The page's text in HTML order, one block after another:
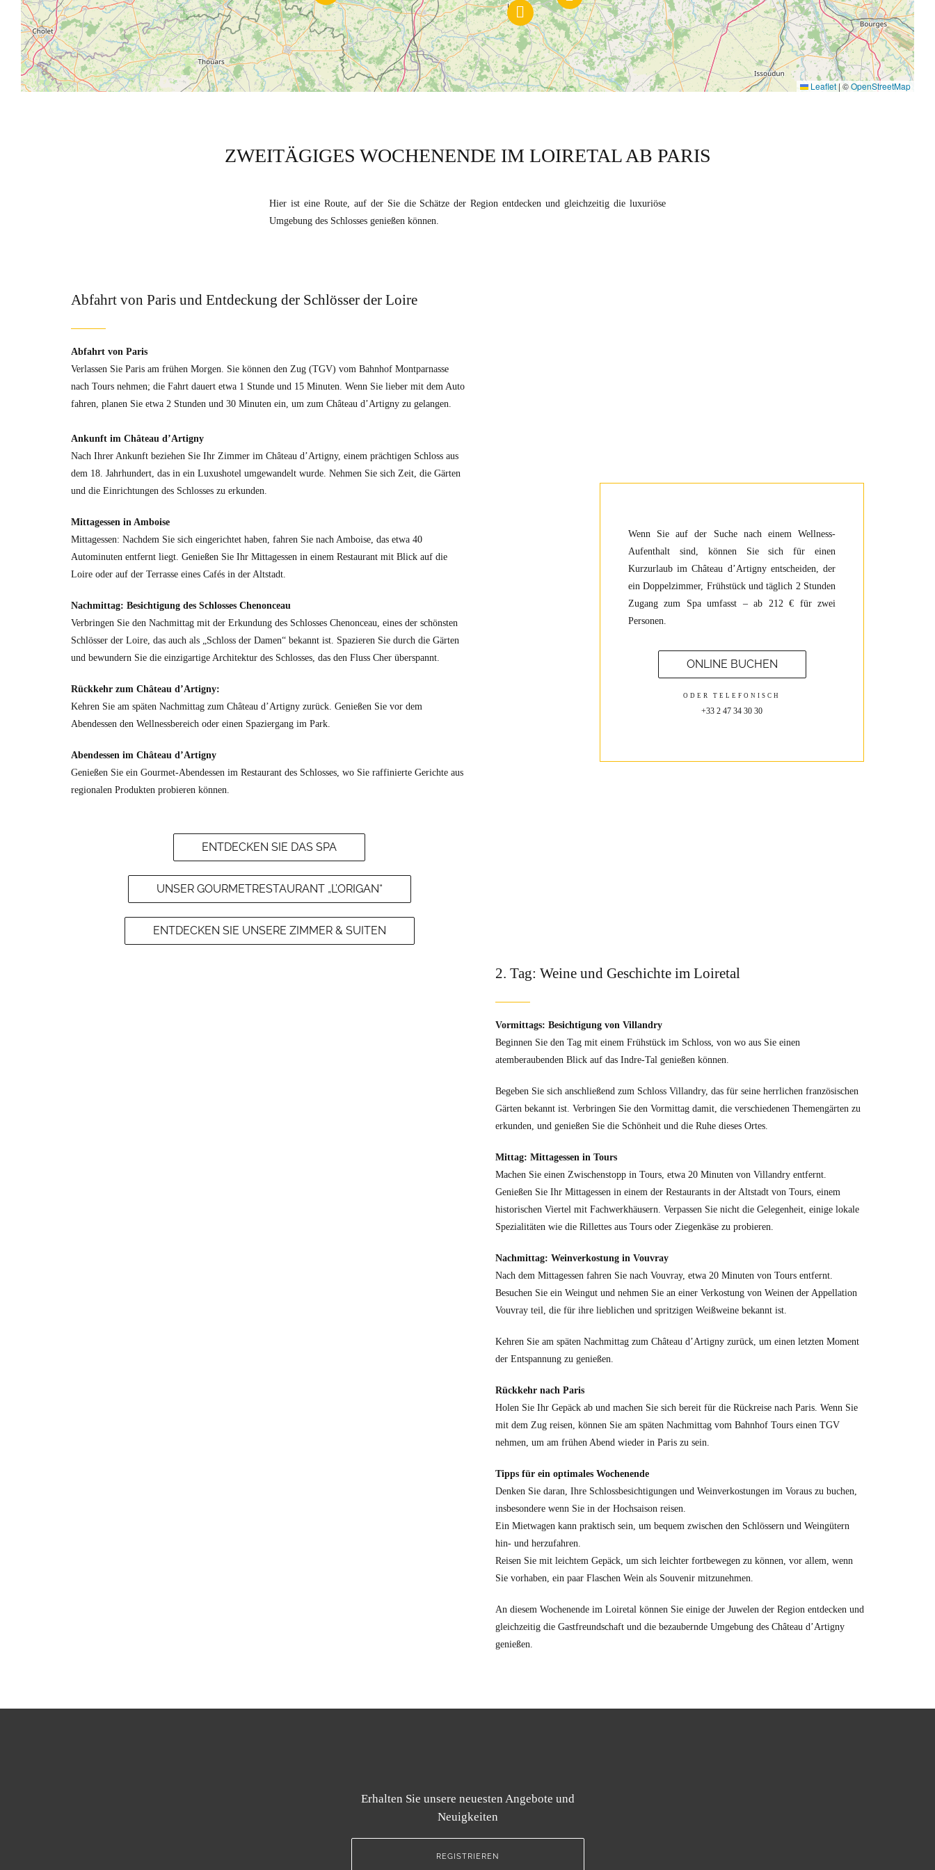
Leaflet | ©OpenStreetMap
ZWEITÄGIGES WOCHENENDE IM LOIRETAL AB PARIS
Hier ist eine Route, auf der Sie die Schätze der Region entdecken und gleichzeitig die luxuriöse
Umgebung des Schlosses genießen können.
Abfahrt von Paris und Entdeckung der Schlösser der Loire
Abfahrt von Paris
Verlassen Sie Paris am frühen Morgen. Sie können den Zug (TGV) vom Bahnhof Montparnasse
nach Tours nehmen; die Fahrt dauert etwa 1 Stunde und 15 Minuten. Wenn Sie lieber mit dem Auto
fahren, planen Sie etwa 2 Stunden und 30 Minuten ein, um zum Château d’Artigny zu gelangen.
Ankunft im Château d’Artigny
Nach Ihrer Ankunft beziehen Sie Ihr Zimmer im Château d’Artigny, einem prächtigen Schloss aus
dem 18. Jahrhundert, das in ein Luxushotel umgewandelt wurde. Nehmen Sie sich Zeit, die Gärten
und die Einrichtungen des Schlosses zu erkunden.
Mittagessen in Amboise
Mittagessen: Nachdem Sie sich eingerichtet haben, fahren Sie nach Amboise, das etwa 40
Autominuten entfernt liegt. Genießen Sie Ihr Mittagessen in einem Restaurant mit Blick auf die
Loire oder auf der Terrasse eines Cafés in der Altstadt.
Nachmittag: Besichtigung des Schlosses Chenonceau
Verbringen Sie den Nachmittag mit der Erkundung des Schlosses Chenonceau, eines der schönsten
Schlösser der Loire, das auch als „Schloss der Damen“ bekannt ist. Spazieren Sie durch die Gärten
und bewundern Sie die einzigartige Architektur des Schlosses, das den Fluss Cher überspannt.
Rückkehr zum Château d’Artigny:
Kehren Sie am späten Nachmittag zum Château d’Artigny zurück. Genießen Sie vor dem
Abendessen den Wellnessbereich oder einen Spaziergang im Park.
Abendessen im Château d’Artigny
Genießen Sie ein Gourmet-Abendessen im Restaurant des Schlosses, wo Sie raffinierte Gerichte aus
regionalen Produkten probieren können.
ENTDECKEN SIE DAS SPA
UNSER GOURMETRESTAURANT „L’ORIGAN“
ENTDECKEN SIE UNSERE ZIMMER & SUITEN
Wenn Sie auf der Suche nach einem Wellness-
Aufenthalt sind, können Sie sich für einen
Kurzurlaub im Château d’Artigny entscheiden, der
ein Doppelzimmer, Frühstück und täglich 2 Stunden
Zugang zum Spa umfasst – ab 212 € für zwei
Personen.
ONLINE BUCHEN
ODER TELEFONISCH
+33 2 47 34 30 30
2. Tag: Weine und Geschichte im Loiretal
Vormittags: Besichtigung von Villandry
Beginnen Sie den Tag mit einem Frühstück im Schloss, von wo aus Sie einen
atemberaubenden Blick auf das Indre-Tal genießen können.
Begeben Sie sich anschließend zum Schloss Villandry, das für seine herrlichen französischen
Gärten bekannt ist. Verbringen Sie den Vormittag damit, die verschiedenen Themengärten zu
erkunden, und genießen Sie die Schönheit und die Ruhe dieses Ortes.
Mittag: Mittagessen in Tours
Machen Sie einen Zwischenstopp in Tours, etwa 20 Minuten von Villandry entfernt.
Genießen Sie Ihr Mittagessen in einem der Restaurants in der Altstadt von Tours, einem
historischen Viertel mit Fachwerkhäusern. Verpassen Sie nicht die Gelegenheit, einige lokale
Spezialitäten wie die Rillettes aus Tours oder Ziegenkäse zu probieren.
Nachmittag: Weinverkostung in Vouvray
Nach dem Mittagessen fahren Sie nach Vouvray, etwa 20 Minuten von Tours entfernt.
Besuchen Sie ein Weingut und nehmen Sie an einer Verkostung von Weinen der Appellation
Vouvray teil, die für ihre lieblichen und spritzigen Weißweine bekannt ist.
Kehren Sie am späten Nachmittag zum Château d’Artigny zurück, um einen letzten Moment
der Entspannung zu genießen.
Rückkehr nach Paris
Holen Sie Ihr Gepäck ab und machen Sie sich bereit für die Rückreise nach Paris. Wenn Sie
mit dem Zug reisen, können Sie am späten Nachmittag vom Bahnhof Tours einen TGV
nehmen, um am frühen Abend wieder in Paris zu sein.
Tipps für ein optimales Wochenende
Denken Sie daran, Ihre Schlossbesichtigungen und Weinverkostungen im Voraus zu buchen,
insbesondere wenn Sie in der Hochsaison reisen.
Ein Mietwagen kann praktisch sein, um bequem zwischen den Schlössern und Weingütern
hin- und herzufahren.
Reisen Sie mit leichtem Gepäck, um sich leichter fortbewegen zu können, vor allem, wenn
Sie vorhaben, ein paar Flaschen Wein als Souvenir mitzunehmen.
An diesem Wochenende im Loiretal können Sie einige der Juwelen der Region entdecken und
gleichzeitig die Gastfreundschaft und die bezaubernde Umgebung des Château d’Artigny
genießen.
Erhalten Sie unsere neuesten Angebote und
Neuigkeiten
REGISTRIEREN